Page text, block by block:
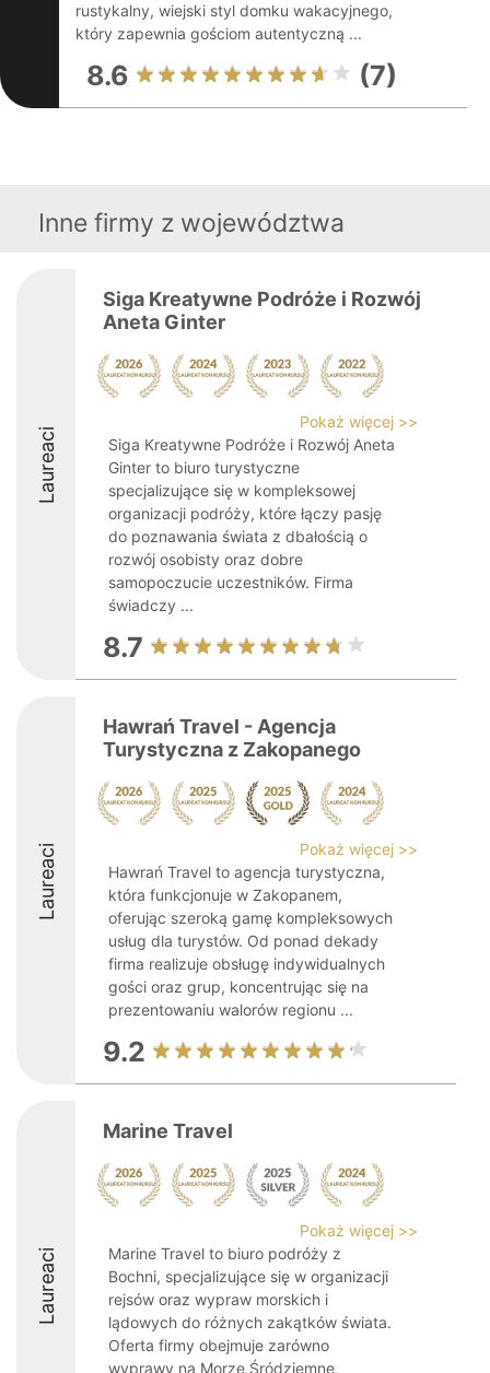
rustykalny, wiejski styl domku wakacyjnego,
który zapewnia gościom autentyczną ...
8.6 (7)
Inne firmy z województwa
Laureaci
Siga Kreatywne Podróże i Rozwój
Aneta Ginter
Pokaż więcej >>
Siga Kreatywne Podróże i Rozwój Aneta
Ginter to biuro turystyczne
specjalizujące się w kompleksowej
organizacji podróży, które łączy pasję
do poznawania świata z dbałością o
rozwój osobisty oraz dobre
samopoczucie uczestników. Firma
świadczy ...
8.7
Laureaci
Hawrań Travel - Agencja
Turystyczna z Zakopanego
Pokaż więcej >>
Hawrań Travel to agencja turystyczna,
która funkcjonuje w Zakopanem,
oferując szeroką gamę kompleksowych
usług dla turystów. Od ponad dekady
firma realizuje obsługę indywidualnych
gości oraz grup, koncentrując się na
prezentowaniu walorów regionu ...
9.2
Laureaci
Marine Travel
Pokaż więcej >>
Marine Travel to biuro podróży z
Bochni, specjalizujące się w organizacji
rejsów oraz wypraw morskich i
lądowych do różnych zakątków świata.
Oferta firmy obejmuje zarówno
wyprawy na Morze Śródziemne,